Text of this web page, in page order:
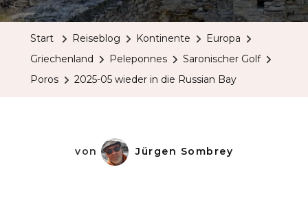
05
Start Reiseblog Kontinente
Europa
Griechenland
Peleponnes
Saronischer Golf
Poros
2025-05 wieder in die Russian Bay
von Jürgen Sombrey